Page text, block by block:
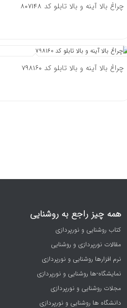
چراغ بالا آینه و بالا تابلو کد 807148
چراغ بالا آینه و بالا تابلو کد 798160
همه چیز راجع به روشنایی
کتاب روشنایی و نورپردازی
مقالات نورپردازی و روشنایی
نرم افزارها روشنایی و نورپردازی
نمایشگاه-ها روشنایی و نورپردازی
مجلات روشنایی و نورپردازی
دانشگاه ها روشنایی و نورپردازی